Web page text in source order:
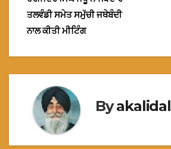
ਤਲਵੰਡੀ ਸਮੇਤ ਸਮੁੱਚੀ ਜਥੇਬੰਦੀ
ਨਾਲ ਕੀਤੀ ਮੀਟਿੰਗ
Byakalidal